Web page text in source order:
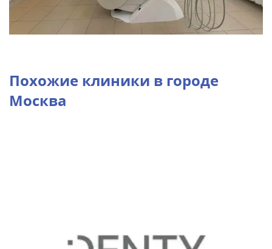
Похожие клиники в городе
Москва